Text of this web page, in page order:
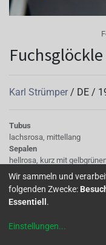
Fuchsglöckle
Karl Strümper / DE /
Tubus
lachsrosa, mittellang
Sepalen
hellrosa, kurz mit
Korolle/Petalen
orangerot
Knospe/Blüte
einfach, lang
klein, mittelgrün und fest
Wir sammeln und
folgenden Zwecke:
Essentiell .
Einstellungen...